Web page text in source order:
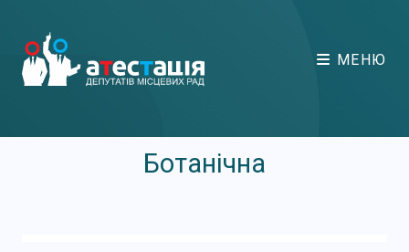
МЕНЮ
Ботанічна